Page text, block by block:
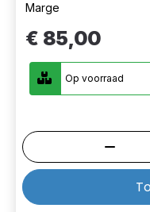
Marge
€ 85,00
Op voorraad